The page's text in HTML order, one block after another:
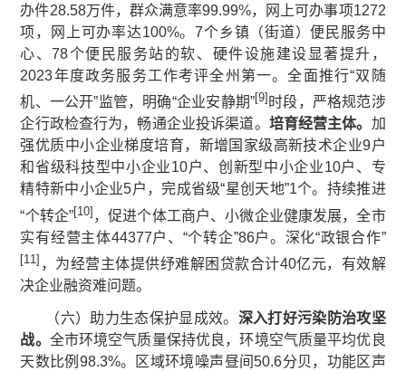
办件28.58万件，群众满意率99.99%，网上可办事项1272
项，网上可办率达100%。7个乡镇（街道）便民服务中
心、78个便民服务站的软、硬件设施建设显著提升，
2023年度政务服务工作考评全州第一。全面推行“双随
机、一公开”监管，明确“企业安静期”[9] 时段，严格规范涉
企行政检查行为，畅通企业投诉渠道。 培育经营主体。 加
强优质中小企业梯度培育，新增国家级高新技术企业9户
和省级科技型中小企业10户、创新型中小企业10户、专
精特新中小企业5户，完成省级“星创天地”1个。持续推进
“个转企”[10] ，促进个体工商户、小微企业健康发展，全市
实有经营主体44377户、“个转企”86户。深化“政银合作”
[11] ，为经营主体提供纾难解困贷款合计40亿元，有效解
决企业融资难问题。
（六）助力生态保护显成效。 深入打好污染防治攻坚
战。 全市环境空气质量保持优良，环境空气质量平均优良
天数比例98.3%。区域环境噪声昼间50.6分贝，功能区声